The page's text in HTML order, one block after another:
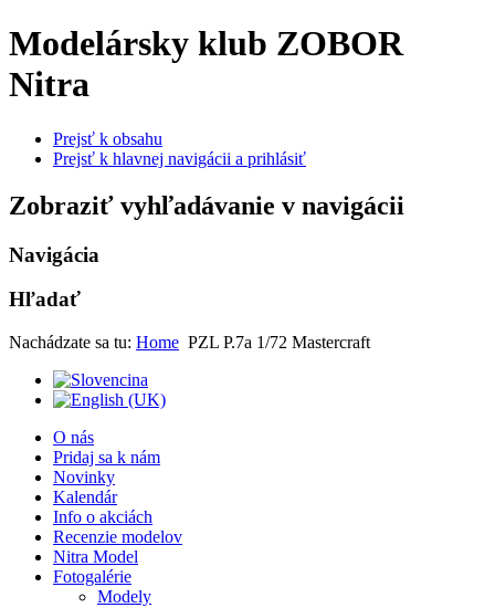
Modelársky klub ZOBOR
Nitra
Prejsť k obsahu
Prejsť k hlavnej navigácii a prihlásiť
Zobraziť vyhľadávanie v navigácii
Navigácia
Hľadať
Nachádzate sa tu: Home PZL P.7a 1/72 Mastercraft
O nás
Pridaj sa k nám
Novinky
Kalendár
Info o akciách
Recenzie modelov
Nitra Model
Fotogalérie
Modely